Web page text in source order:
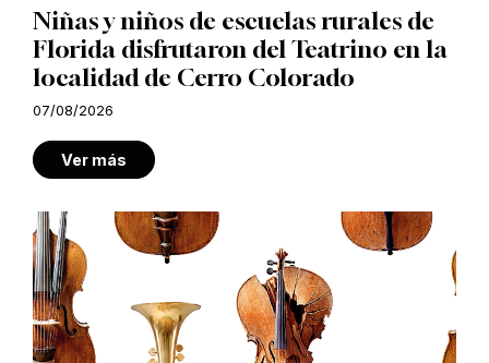
Niñas y niños de escuelas rurales de
Florida disfrutaron del Teatrino en la
localidad de Cerro Colorado
07/08/2026
Ver más